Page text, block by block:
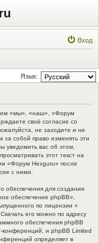
Вход
Язык:
«мы», «наш», «Форум
своё согласие со
не заходите и не
собой право изменять эти
уведомить вас об этом,
этот текст на
«Форум Hexguru» после
с ними.
обеспечения для создания
обеспечение phpBB»,
по лицензии «
его можно по адресу
обеспечения phpBB
конференций, и phpBB Limited
определяет в